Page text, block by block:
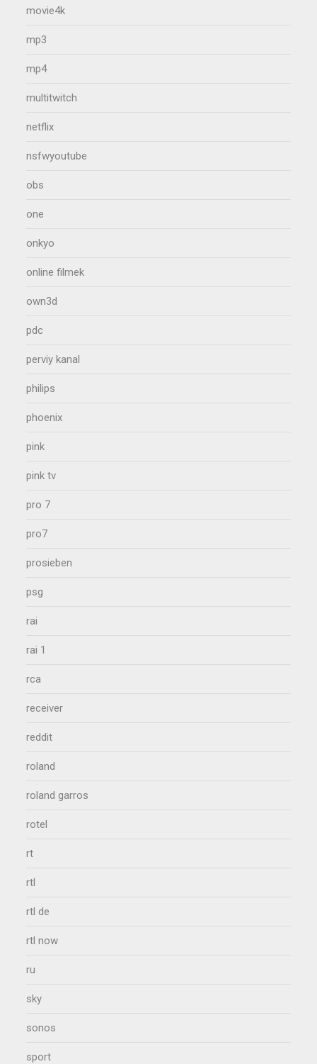
movie4k
mp3
mp4
multitwitch
netflix
nsfwyoutube
obs
one
onkyo
online filmek
own3d
pdc
perviy kanal
philips
phoenix
pink
pink tv
pro 7
pro7
prosieben
psg
rai
rai 1
rca
receiver
reddit
roland
roland garros
rotel
rt
rtl
rtl de
rtl now
ru
sky
sonos
sport